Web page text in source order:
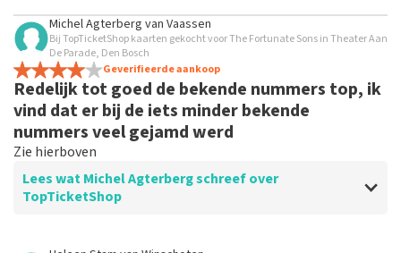
Michel Agterberg van Vaassen
Bij TopTicketShop kaarten gekocht voor The Fortunate Sons in Theater Aan
De Parade, Den Bosch
Geverifieerde aankoop
Redelijk tot goed de bekende nummers top, ik
vind dat er bij de iets minder bekende
nummers veel gejamd werd
Zie hierboven
Lees wat Michel Agterberg schreef over
TopTicketShop
Beoordeling van Michel Agterberg over